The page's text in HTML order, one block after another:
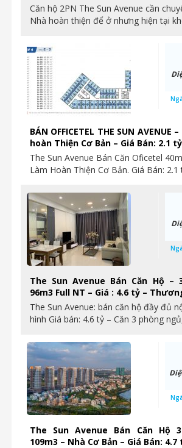
Căn hộ 2PN The Sun Avenue cần
Nhà hoàn thiện để ở nhưng hiện tại
BÁN OFFICETEL THE SUN AVENUE
hoàn Thiện Cơ Bản – Giá Bán: 2.1 tỷ
The Sun Avenue Bán Căn Oficetel
Làm Hoàn Thiện Cơ Bản. Giá Bán:
The Sun Avenue Bán Căn Hộ –
96m3 Full NT – Giá : 4.6 tỷ –
The Sun Avenue: bán căn hộ đầy đủ
hình Giá bán: 4.6 tỷ – Căn 3 phòng
The Sun Avenue Bán Căn Hộ
109m3 – Nhà Cơ Bản – Giá Bán: